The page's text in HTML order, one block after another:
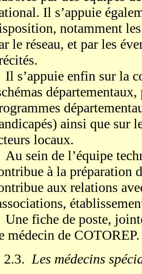
Il s’appuie
notamment
le réseau, et par les
s’appuie enfin sur la
ainsi que sur
locaux.
sein de l’équipe
à la préparation
aux relations
fiche de poste,
médecin de COTOREP.
2.3. Les médecins